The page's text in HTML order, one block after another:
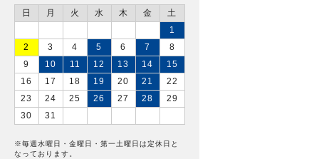
日 月 火 水 木 金
土
1
2
3 4 5 6 7
8
9
10 11 12 13 14
15
16
17 18 19 20 21
22
23
24 25 26 27 28
29
30
31
※毎週水曜日・金曜日・第一土曜日は定休日と
なっております。